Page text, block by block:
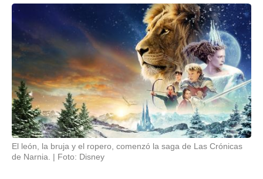
El león, la bruja y el ropero, comenzó la saga de Las Crónicas
de Narnia.
Foto: Disney